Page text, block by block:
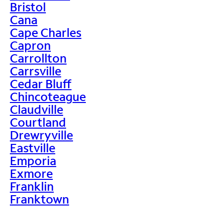
Bristol
Cana
Cape Charles
Capron
Carrollton
Carrsville
Cedar Bluff
Chincoteague
Claudville
Courtland
Drewryville
Eastville
Emporia
Exmore
Franklin
Franktown